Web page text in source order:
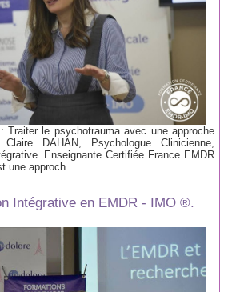
Traiter le psychotrauma avec une approche
DAHAN, Psychologue Clinicienne,
Enseignante Certifiée France EMDR
une approch...
Intégrative en EMDR - IMO ®.